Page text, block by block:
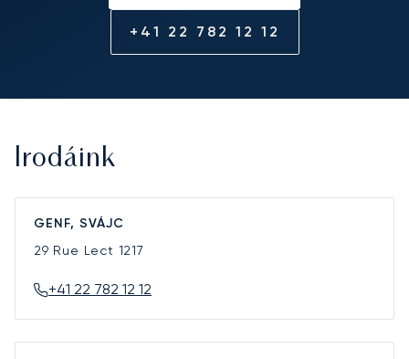
+41 22 782 12 12
Irodáink
GENF, SVÁJC
29 Rue Lect 1217
+41 22 782 12 12